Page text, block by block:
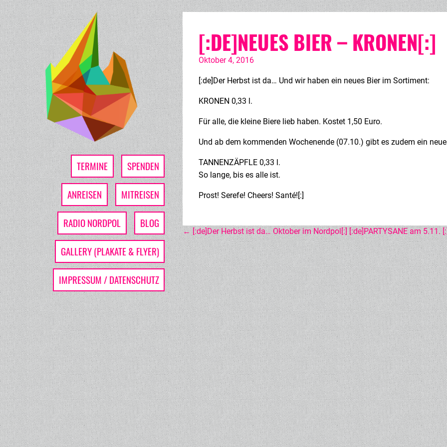
TERMINE
SPENDEN
ANREISEN
MITREISEN
RADIO NORDPOL
BLOG
GALLERY (PLAKATE & FLYER)
IMPRESSUM / DATENSCHUTZ
[:DE]NEUES BIER – KRONEN[:]
Oktober 4, 2016
[:de]Der Herbst ist da… Und wir haben ein neues Bier im Sortiment:
KRONEN 0,33 l.
Für alle, die kleine Biere lieb haben. Kostet 1,50 Euro.
Und ab dem kommenden Wochenende (07.10.) gibt es zudem ein
TANNENZÄPFLE 0,33 l.
So lange, bis es alle ist.
Prost! Serefe! Cheers! Santé![:]
POST
NAVIGATION
←[:de]Der Herbst ist da… Oktober im Nordpol[:] [:de]PARTYSANE am 5.11.